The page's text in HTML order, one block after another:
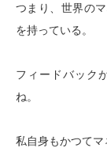
つまり、世界の
を持っている。
フィードバック
ね。
私自身もかつて